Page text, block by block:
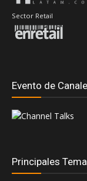
Sector Retail
Evento de
Principales